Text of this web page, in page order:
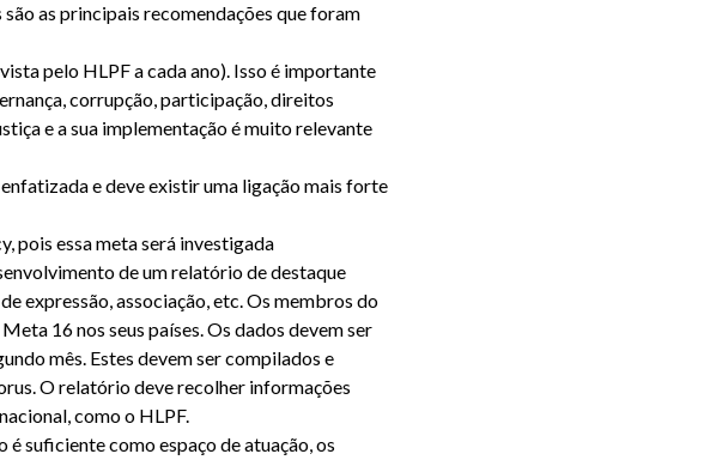
as principais recomendações que foram
pelo HLPF a cada ano). Isso é importante
corrupção, participação, direitos
e a sua implementação é muito relevante
e deve existir uma ligação mais forte
pois essa meta será investigada
de um relatório de destaque
expressão, associação, etc. Os membros do
16 nos seus países. Os dados devem ser
mês. Estes devem ser compilados e
O relatório deve recolher informações
como o HLPF.
suficiente como espaço de atuação, os